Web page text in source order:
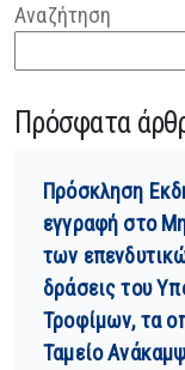
Αναζήτηση
Πρόσφατα
Πρόσκληση
εγγραφή στο
των
δράσεις του
Τροφίμων, τα
Ταμείο